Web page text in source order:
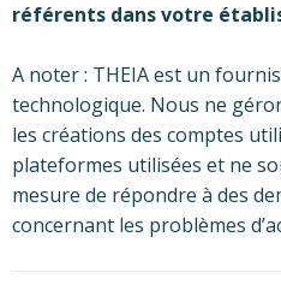
référents dans votre
A noter : THEIA est un
technologique. Nous ne
les créations des comptes
plateformes utilisées et ne
mesure de répondre à des
concernant les problèmes